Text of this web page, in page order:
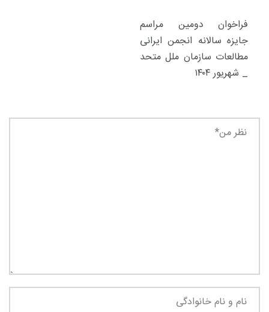
فراخوان دومین مراسم
جایزه سالانه انجمن ایرانی
مطالعات سازمان ملل متحد
_ شهریور ۱۴۰۴